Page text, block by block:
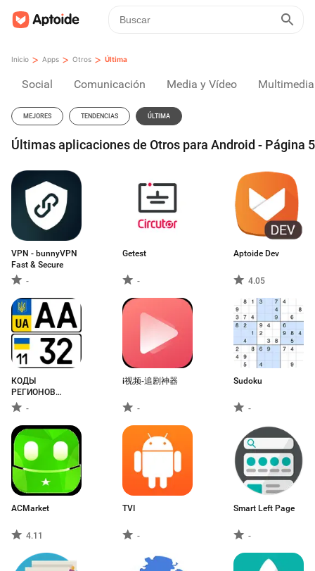
Inicio > Apps > Otros > Última
Social Comunicación Media y Vídeo Multimedia
MEJORES TENDENCIAS ÚLTIMA
Últimas aplicaciones de Otros para Android - Página 5
VPN - bunnyVPN
Fast & Secure
-
Getest
-
Aptoide Dev
4.05
КОДЫ
РЕГИОНОВ
УКРАИНА
-
i视频-追剧神器
-
Sudoku
-
ACMarket
4.11
TVI
-
Smart Left Page
-